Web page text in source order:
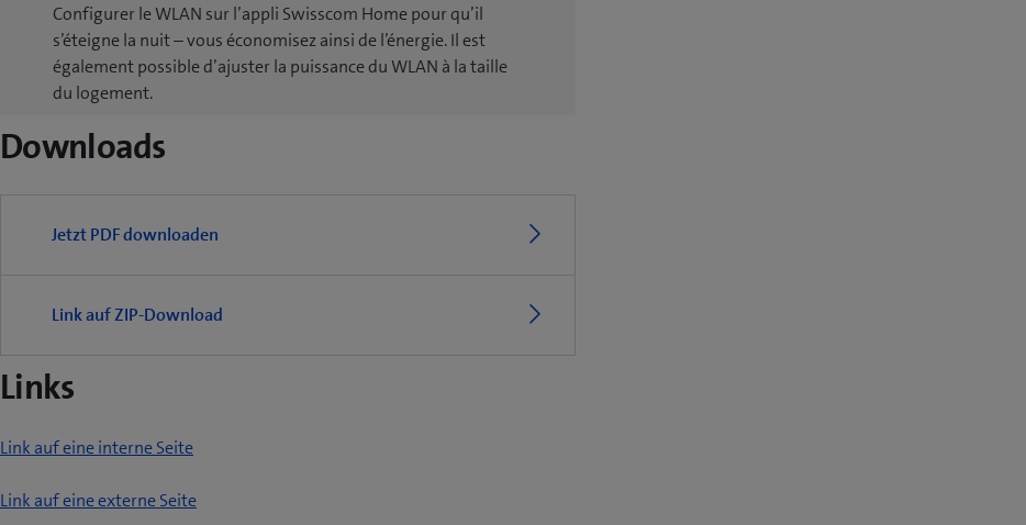
Configurer le WLAN sur l’appli Swisscom Home pour qu’il
s’éteigne la nuit – vous économisez ainsi de l’énergie. Il est
également possible d’ajuster la puissance du WLAN à la taille
du logement.
Downloads
Jetzt PDF downloaden
Link auf ZIP-Download
Links
Link auf eine interne Seite
Link auf eine externe Seite(